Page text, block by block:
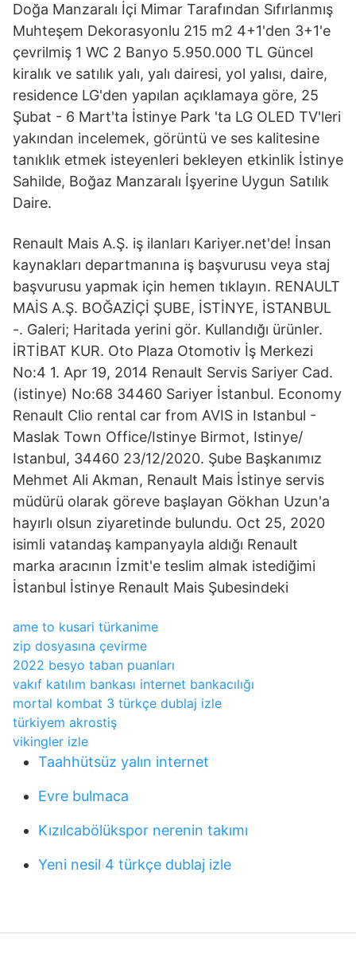
Doğa Manzaralı İçi Mimar Tarafından Sıfırlanmış
Muhteşem Dekorasyonlu 215 m2 4+1'den 3+1'e
çevrilmiş 1 WC 2 Banyo 5.950.000 TL Güncel
kiralık ve satılık yalı, yalı dairesi, yol yalısı, daire,
residence LG'den yapılan açıklamaya göre, 25
Şubat - 6 Mart'ta İstinye Park 'ta LG OLED TV'leri
yakından incelemek, görüntü ve ses kalitesine
tanıklık etmek isteyenleri bekleyen etkinlik İstinye
Sahilde, Boğaz Manzaralı İşyerine Uygun Satılık
Daire.
Renault Mais A.Ş. iş ilanları Kariyer.net'de! İnsan
kaynakları departmanına iş başvurusu veya staj
başvurusu yapmak için hemen tıklayın. RENAULT
MAİS A.Ş. BOĞAZİÇİ ŞUBE, İSTİNYE, İSTANBUL
-. Galeri; Haritada yerini gör. Kullandığı ürünler.
İRTİBAT KUR. Oto Plaza Otomotiv İş Merkezi
No:4 1. Apr 19, 2014 Renault Servis Sariyer Cad.
(istinye) No:68 34460 Sariyer İstanbul. Economy
Renault Clio rental car from AVIS in Istanbul -
Maslak Town Office/Istinye Birmot, Istinye/
Istanbul, 34460 23/12/2020. Şube Başkanımız
Mehmet Ali Akman, Renault Mais İstinye servis
müdürü olarak göreve başlayan Gökhan Uzun'a
hayırlı olsun ziyaretinde bulundu. Oct 25, 2020
isimli vatandaş kampanyayla aldığı Renault
marka aracının İzmit'e teslim almak istediğimi
İstanbul İstinye Renault Mais Şubesindeki
ame to kusari türkanime
zip dosyasına çevirme
2022 besyo taban puanları
vakıf katılım bankası internet bankacılığı
mortal kombat 3 türkçe dublaj izle
türkiyem akrostiş
vikingler izle
Taahhütsüz yalın internet
Evre bulmaca
Kızılcabölükspor nerenin takımı
Yeni nesil 4 türkçe dublaj izle